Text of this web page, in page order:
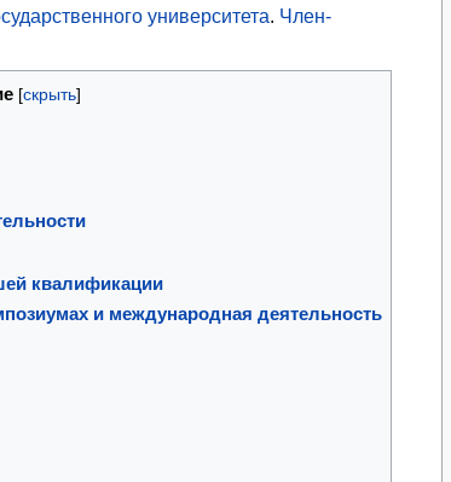
университета. Член-
квалификации
и международная деятельность